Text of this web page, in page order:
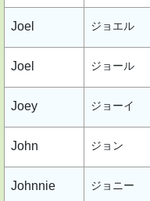
Joel ジョエル
Joel ジョール
Joey ジョーイ
John ジョン
Johnnie ジョニー